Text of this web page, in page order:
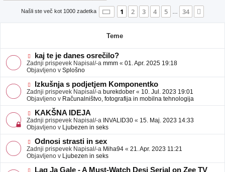
Našli ste več kot 1000 zadetka Stran 1od34
1 2 3 4 5 … 34
Teme
N
o
v
e
o
b
j
a
v
e
kaj te je danes osrečilo?
Zadnji prispevek Napisal/-a mmm « 01. Apr. 2025 19:18
Objavljeno v Splošno
N
o
v
e
o
b
j
a
v
e
Izkušnja s podjetjem Komponentko
Zadnji prispevek Napisal/-a burekdober « 10. Jul. 2023 19:01
Objavljeno v Računalništvo, fotografija in mobilna tehnologija
N
o
v
e
o
b
j
a
v
KAKŠNA IDEJA
Zadnji prispevek Napisal/-a INVALID30 « 15. Maj. 2023 14:33
Objavljeno v Ljubezen in seks
N
o
v
e
o
Odnosi strasti in sex
Zadnji prispevek Napisal/-a Miha94 « 21. Apr. 2023 11:21
Objavljeno v Ljubezen in seks
NLag Ja Gale - A Must-Watch Desi Serial on Zee TV